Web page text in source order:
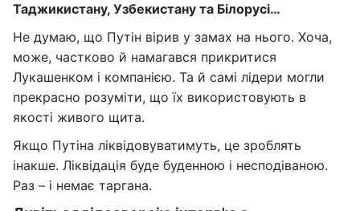
Таджикистану, Узбекистану та Білорусі…
Не думаю, що Путін вірив у замах на нього. Хоча,
може, частково й намагався прикритися
Лукашенком і компанією. Та й самі лідери могли
прекрасно розуміти, що їх використовують в
якості живого щита.
Якщо Путіна ліквідовуватимуть, це зроблять
інакше. Ліквідація буде буденною і несподіваною.
Раз – і немає таргана.